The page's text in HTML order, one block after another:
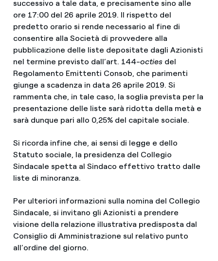
successivo a tale data, e precisamente sino alle
ore 17:00 del 26 aprile 2019. Il rispetto del
predetto orario si rende necessario al fine di
consentire alla Società di provvedere alla
pubblicazione delle liste depositate dagli Azionisti
nel termine previsto dall’art. 144-octies del
Regolamento Emittenti Consob, che parimenti
giunge a scadenza in data 26 aprile 2019. Si
rammenta che, in tale caso, la soglia prevista per la
presentazione delle liste sarà ridotta della metà e
sarà dunque pari allo 0,25% del capitale sociale.
Si ricorda infine che, ai sensi di legge e dello
Statuto sociale, la presidenza del Collegio
Sindacale spetta al Sindaco effettivo tratto dalle
liste di minoranza.
Per ulteriori informazioni sulla nomina del Collegio
Sindacale, si invitano gli Azionisti a prendere
visione della relazione illustrativa predisposta dal
Consiglio di Amministrazione sul relativo punto
all’ordine del giorno.